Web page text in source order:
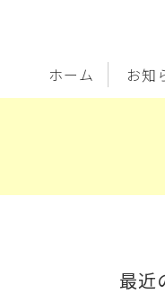
ホーム お知
最近